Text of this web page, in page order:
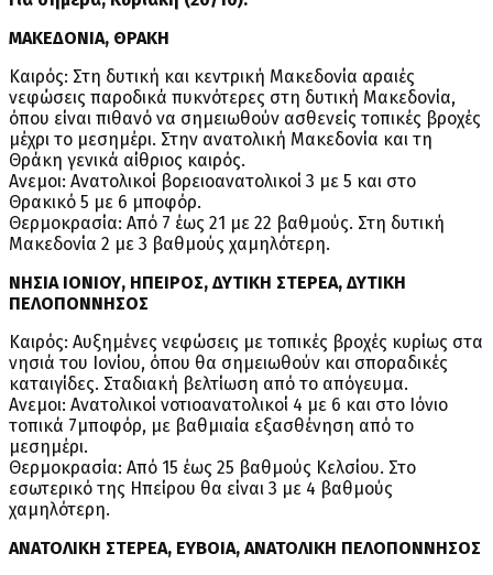
ΜΑΚΕΔΟΝΙΑ, ΘΡΑΚΗ
Καιρός: Στη δυτική και κεντρική Μακεδονία αραιές
νεφώσεις παροδικά πυκνότερες στη δυτική Μακεδονία,
όπου είναι πιθανό να σημειωθούν ασθενείς τοπικές βροχές
μέχρι το μεσημέρι. Στην ανατολική Μακεδονία και τη
Θράκη γενικά αίθριος καιρός.
Ανεμοι: Ανατολικοί βορειοανατολικοί 3 με 5 και στο
Θρακικό 5 με 6 μποφόρ.
Θερμοκρασία: Από 7 έως 21 με 22 βαθμούς. Στη δυτική
Μακεδονία 2 με 3 βαθμούς χαμηλότερη.
ΝΗΣΙΑ ΙΟΝΙΟΥ, ΗΠΕΙΡΟΣ, ΔΥΤΙΚΗ ΣΤΕΡΕΑ, ΔΥΤΙΚΗ
ΠΕΛΟΠΟΝΝΗΣΟΣ
Καιρός: Αυξημένες νεφώσεις με τοπικές βροχές κυρίως στα
νησιά του Ιονίου, όπου θα σημειωθούν και σποραδικές
καταιγίδες. Σταδιακή βελτίωση από το απόγευμα.
Ανεμοι: Ανατολικοί νοτιοανατολικοί 4 με 6 και στο Ιόνιο
τοπικά 7μποφόρ, με βαθμιαία εξασθένηση από το
μεσημέρι.
Θερμοκρασία: Από 15 έως 25 βαθμούς Κελσίου. Στο
εσωτερικό της Ηπείρου θα είναι 3 με 4 βαθμούς
χαμηλότερη.
ΑΝΑΤΟΛΙΚΗ ΣΤΕΡΕΑ, ΕΥΒΟΙΑ, ΑΝΑΤΟΛΙΚΗ ΠΕΛΟΠΟΝΝΗΣΟΣ